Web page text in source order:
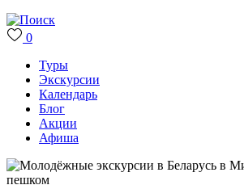
0
Туры
Экскурсии
Календарь
Блог
Акции
Афиша